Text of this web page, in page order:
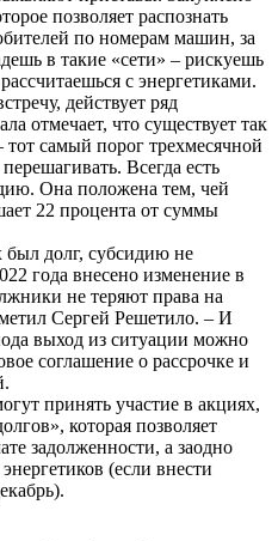
позволяет распознать
по номерам машин, за
в такие «сети» – рискуешь
с энергетиками.
действует ряд
отмечает, что существует так
тот самый порог трехмесячной
Всегда есть
Она положена тем, чей
22 процента от суммы
долг, субсидию не
года внесено изменение в
не теряют права на
Сергей Решетило. – И
выход из ситуации можно
соглашение о рассрочке и
принять участие в акциях,
которая позволяет
задолженности, а заодно
(если внести